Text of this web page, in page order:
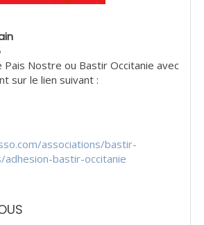
Pais Nostre ou Bastir Occitanie avec
sur le lien suivant :
associations/bastir-
adhesion-bastir-occitanie